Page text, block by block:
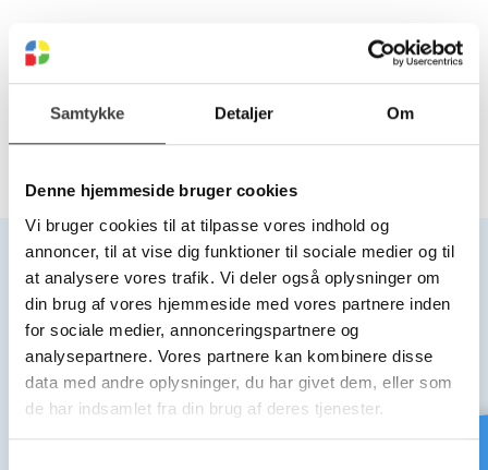
Samtykke Detaljer Om
Denne hjemmeside bruger cookies
Vi bruger cookies til at tilpasse vores indhold og
annoncer, til at vise dig funktioner til sociale medier og til
at analysere vores trafik. Vi deler også oplysninger om
din brug af vores hjemmeside med vores partnere inden
for sociale medier, annonceringspartnere og
analysepartnere. Vores partnere kan kombinere disse
data med andre oplysninger, du har givet dem, eller som
de har indsamlet fra din brug af deres tjenester.
KUGLE TIL SVØMMEVENTIL
Vælg variant
Hovedkontor
Middelfart
PLAST-LINE A/S
Mandal Alle 22, 5500 Middelfart
Kontor
Bjæverskov
PLAST-LINE A/S
Industrivej 3B, 4632 Bjæverskov